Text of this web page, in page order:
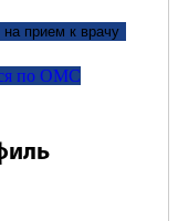
на прием к врачу
по ОМС